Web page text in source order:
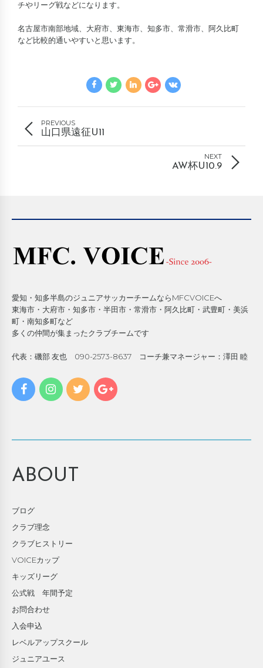
チやリーグ戦などになります。
名古屋市南部地域、大府市、東海市、知多市、常滑市、阿久比町
など比較的通いやすいと思います。
PREVIOUS
山口県遠征U11
NEXT
AW杯U10.9
愛知・知多半島のジュニアサッカーチームならMFCVOICEへ
東海市・大府市・知多市・半田市・常滑市・阿久比町・武豊町・美浜
町・南知多町など
多くの仲間が集まったクラブチームです
代表：磯部 友也 090-2573-8637 コーチ兼マネージャー：澤田 睦
ABOUT
ブログ
クラブ理念
クラブヒストリー
VOICEカップ
キッズリーグ
公式戦 年間予定
お問合わせ
入会申込
レベルアップスクール
ジュニアユース